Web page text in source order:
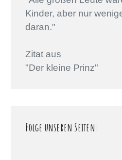
Kinder, aber nur
daran."
Zitat aus
"Der kleine Prinz"
Folge unseren Seiten: